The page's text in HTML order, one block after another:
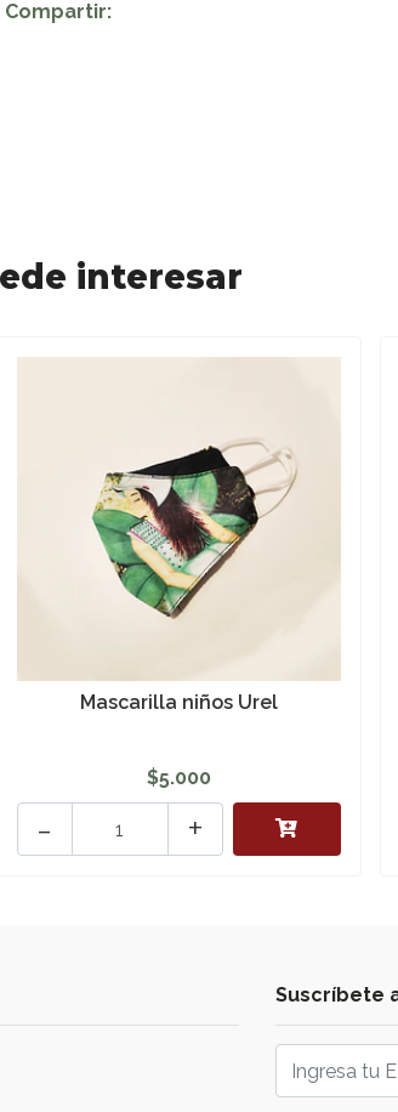
Compartir:
interesar
Mascarilla niños Urel
$5.000
+
-
Suscríbete